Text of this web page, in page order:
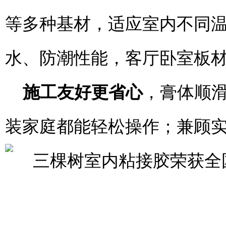
等多种基材，适应室内不同
水、防潮性能，客厅卧室板
施工友好更省心， 膏体顺
装家庭都能轻松操作；兼顾